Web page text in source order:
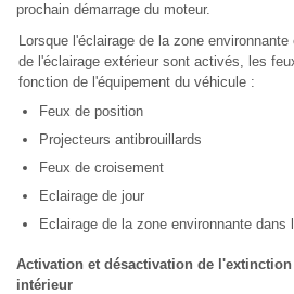
prochain démarrage du moteur.
Lorsque l'éclairage de la zone
de l'éclairage extérieur sont activés, les
fonction de l'équipement du véhicule :
Feux de position
Projecteurs antibrouillards
Feux de croisement
Eclairage de jour
Eclairage de la zone environnante
Activation et désactivation de
intérieur